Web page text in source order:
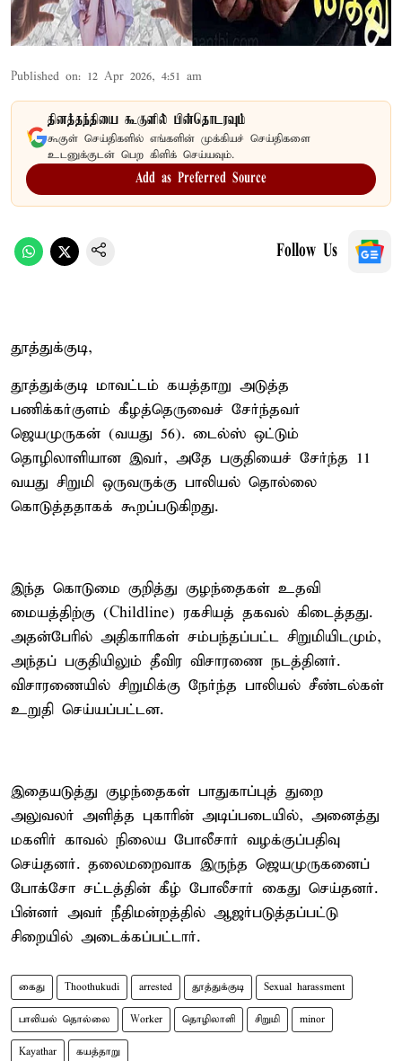
Published on: 12 Apr 2026, 4:51 am
தினத்தந்தியை கூகுளில் பின்தொடரவும்
கூகுள் செய்திகளில் எங்களின் முக்கியச் செய்திகளை
உடனுக்குடன் பெற கிளிக் செய்யவும்.
Add as Preferred Source
Follow Us
தூத்துக்குடி,
தூத்துக்குடி மாவட்டம் கயத்தாறு அடுத்த
பணிக்கர்குளம் கீழத்தெருவைச் சேர்ந்தவர்
ஜெயமுருகன் (வயது 56). டைல்ஸ் ஒட்டும்
தொழிலாளியான இவர், அதே பகுதியைச் சேர்ந்த 11
வயது சிறுமி ஒருவருக்கு பாலியல் தொல்லை
கொடுத்ததாகக் கூறப்படுகிறது.
இந்த கொடுமை குறித்து குழந்தைகள் உதவி
மையத்திற்கு (Childline) ரகசியத் தகவல் கிடைத்தது.
அதன்பேரில் அதிகாரிகள் சம்பந்தப்பட்ட சிறுமியிடமும்,
அந்தப் பகுதியிலும் தீவிர விசாரணை நடத்தினர்.
விசாரணையில் சிறுமிக்கு நேர்ந்த பாலியல் சீண்டல்கள்
உறுதி செய்யப்பட்டன.
இதையடுத்து குழந்தைகள் பாதுகாப்புத் துறை
அலுவலர் அளித்த புகாரின் அடிப்படையில், அனைத்து
மகளிர் காவல் நிலைய போலீசார் வழக்குப்பதிவு
செய்தனர். தலைமறைவாக இருந்த ஜெயமுருகனைப்
போக்சோ சட்டத்தின் கீழ் போலீசார் கைது செய்தனர்.
பின்னர் அவர் நீதிமன்றத்தில் ஆஜர்படுத்தப்பட்டு
சிறையில் அடைக்கப்பட்டார்.
கைது Thoothukudi arrested தூத்துக்குடி Sexual harassment
பாலியல் தொல்லை Worker தொழிலாளி சிறுமி minor
Kayathar கயத்தாறு